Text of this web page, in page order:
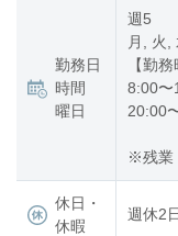
勤務日
時間
曜日
週5
月, 火,
【勤
8:00〜
20:00
※残業
休日・
休暇
週休2